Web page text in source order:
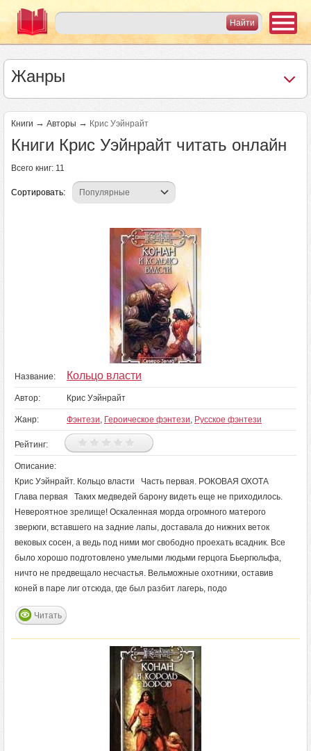
Жанры
Книги → Авторы → Крис Уэйнрайт
Книги Крис Уэйнрайт читать онлайн
Всего книг: 11
Сортировать:
Название: Кольцо власти
Автор: Крис Уэйнрайт
Жанр: Фэнтези, Героическое фэнтези, Русское фэнтези
Рейтинг:
Описание:
Крис Уэйнрайт. Кольцо власти Часть первая. РОКОВАЯ ОХОТА
Глава первая Таких медведей барону видеть еще не приходилось.
Невероятное зрелище! Оскаленная морда огромного матерого
зверюги, вставшего на задние лапы, доставала до нижних веток
вековых сосен, а ведь под ними мог свободно проехать всадник. Все
было хорошо подготовлено умелыми людьми герцога Бьергюльфа,
ничто не предвещало несчастья. Вельможные охотники, оставив
коней в паре лиг отсюда, где был разбит лагерь, подо
Читать